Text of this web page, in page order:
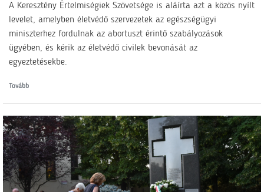
A Keresztény Értelmiségiek Szövetsége is aláírta azt a közös nyílt
levelet, amelyben életvédő szervezetek az egészségügyi
miniszterhez fordulnak az abortuszt érintő szabályozások
ügyében, és kérik az életvédő civilek bevonását az
egyeztetésekbe.
Tovább